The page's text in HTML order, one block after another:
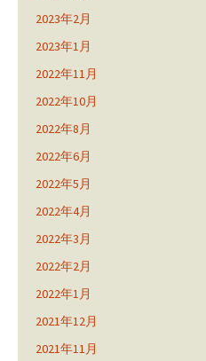
2023年2月
2023年1月
2022年11月
2022年10月
2022年8月
2022年6月
2022年5月
2022年4月
2022年3月
2022年2月
2022年1月
2021年12月
2021年11月